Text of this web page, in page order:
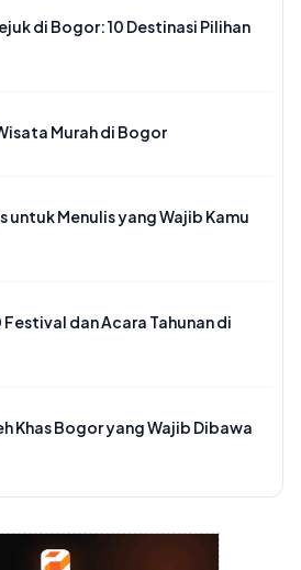
di Bogor: 10 Destinasi Pilihan
Murah di Bogor
untuk Menulis yang Wajib Kamu
dan Acara Tahunan di
Khas Bogor yang Wajib Dibawa